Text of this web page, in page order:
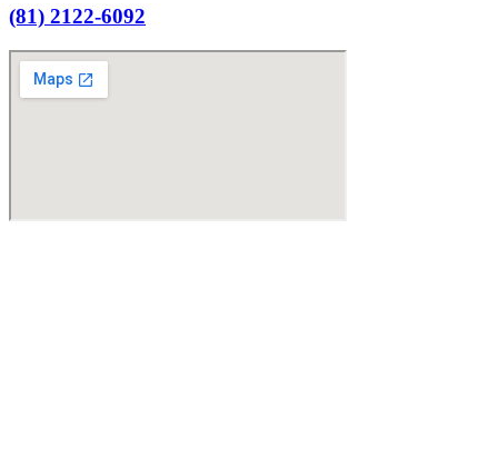
(81) 2122-6092